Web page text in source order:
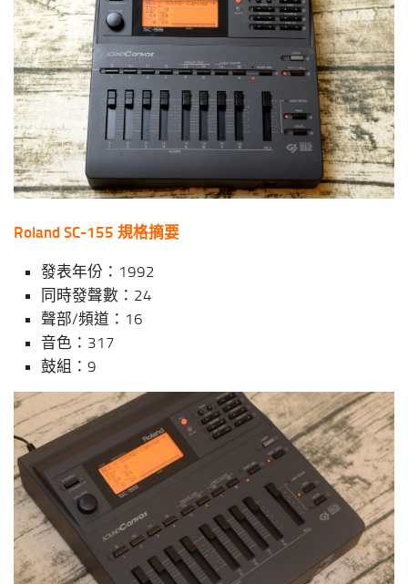
Roland SC-155 規格摘要
發表年份：1992
同時發聲數：24
聲部/頻道：16
音色：317
鼓組：9